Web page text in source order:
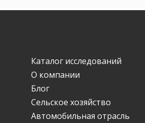
Каталог исследований
О компании
Блог
Сельское хозяйство
Автомобильная отрасль